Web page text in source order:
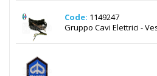
Code: 1149247
Gruppo Cavi Elettrici -